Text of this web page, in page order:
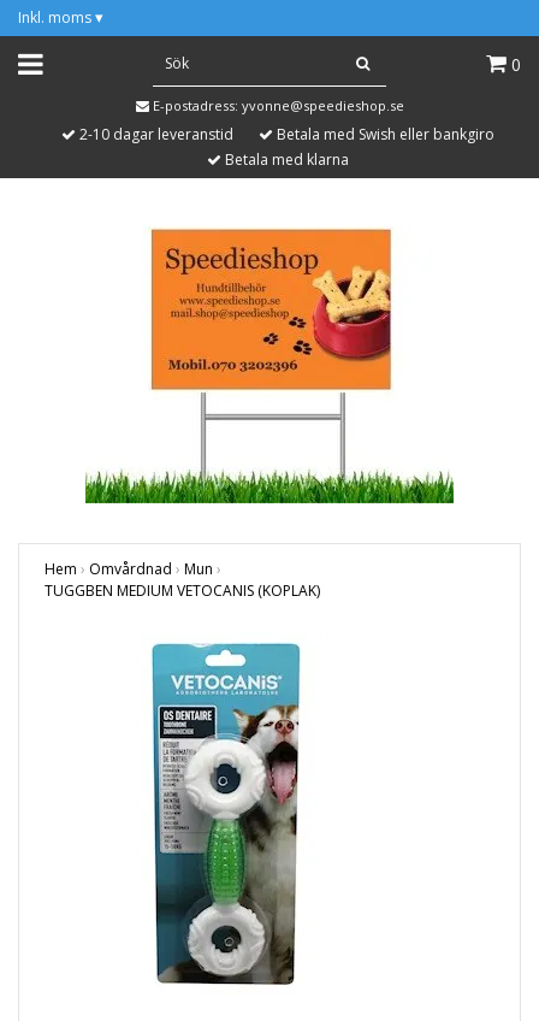
Inkl. moms ▾
0
E-postadress: yvonne@speedieshop.se
2-10 dagar leveranstid
Betala med Swish eller bankgiro
Betala med klarna
Hem › Omvårdnad › Mun ›
TUGGBEN MEDIUM VETOCANIS (KOPLAK)